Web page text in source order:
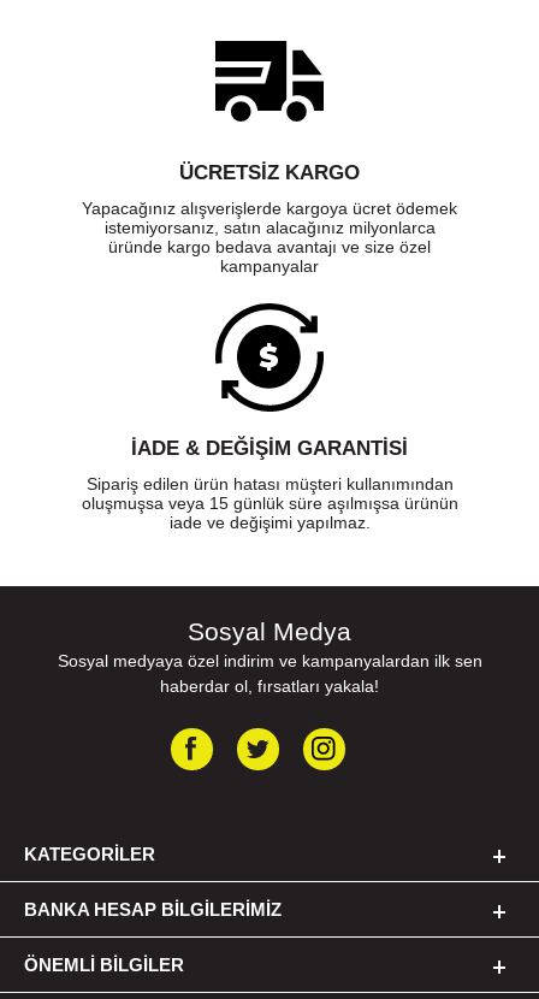
ÜCRETSIZ KARGO
Yapacağınız alışverişlerde kargoya ücret ödemek
istemiyorsanız, satın alacağınız milyonlarca
üründe kargo bedava avantajı ve size özel
kampanyalar
İADE & DEĞİŞİM GARANTİSİ
Sipariş edilen ürün hatası müşteri kullanımından
oluşmuşsa veya 15 günlük süre aşılmışsa ürünün
iade ve değişimi yapılmaz.
Sosyal Medya
Sosyal medyaya özel indirim ve kampanyalardan ilk sen
haberdar ol, fırsatları yakala!
KATEGORILER
BANKA HESAP BILGILERIMIZ
ÖNEMLI BILGILER